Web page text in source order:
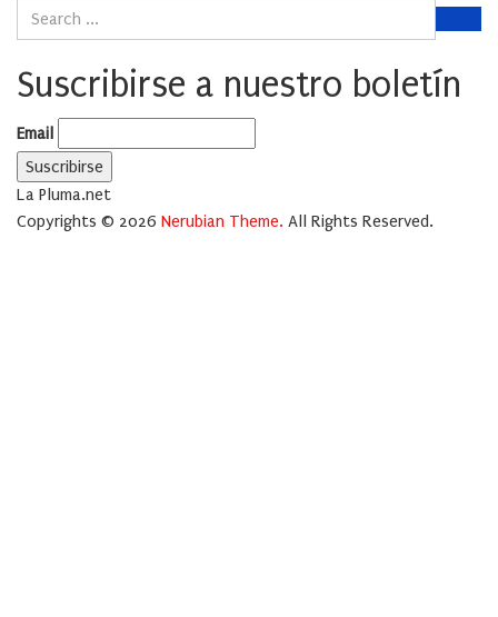
Suscribirse a nuestro boletín
Email
La Pluma.net
Copyrights © 2026 Nerubian Theme. All Rights Reserved.